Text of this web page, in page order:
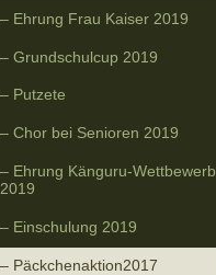
Ehrung Frau Kaiser 2019
Grundschulcup 2019
Putzete
Chor bei Senioren 2019
Ehrung Känguru-Wettbewerb
2019
Einschulung 2019
Päckchenaktion2017